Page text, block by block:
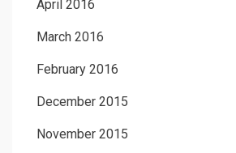
April 2016
March 2016
February 2016
December 2015
November 2015